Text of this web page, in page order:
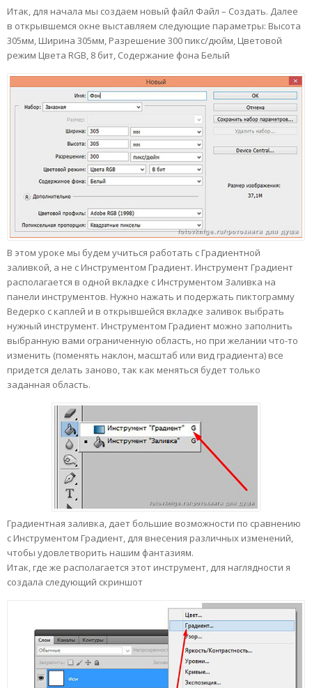
Итак, для начала мы создаем новый файл Файл – Создать. Далее
в открывшемся окне выставляем следующие параметры: Высота
305мм, Ширина 305мм, Разрешение 300 пикс/дюйм, Цветовой
режим Цвета RGB, 8 бит, Содержание фона Белый
В этом уроке мы будем учиться работать с Градиентной
заливкой, а не с Инструментом Градиент. Инструмент Градиент
располагается в одной вкладке с Инструментом Заливка на
панели инструментов. Нужно нажать и подержать пиктограмму
Ведерко с каплей и в открывшейся вкладке заливок выбрать
нужный инструмент. Инструментом Градиент можно заполнить
выбранную вами ограниченную область, но при желании что-то
изменить (поменять наклон, масштаб или вид градиента) все
придется делать заново, так как меняться будет только
заданная область.
Градиентная заливка, дает большие возможности по сравнению
с Инструментом Градиент, для внесения различных изменений,
чтобы удовлетворить нашим фантазиям.
Итак, где же располагается этот инструмент, для наглядности я
создала следующий скриншот